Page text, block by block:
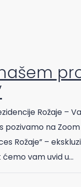
Rožaje –
pozivamo na
Rožaje” –
vam uvid u...